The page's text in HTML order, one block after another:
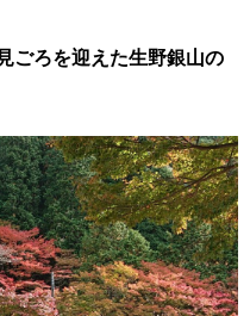
ごろを迎えた生野銀山の